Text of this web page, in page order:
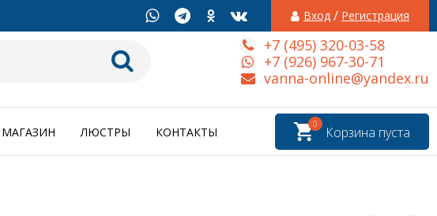
Вход / Регистрация
+7 (495) 320-03-58
+7 (926) 967-30-71
vanna-online@yandex.ru
Корзина пуста
0
МАГАЗИН ЛЮСТРЫ КОНТАКТЫ